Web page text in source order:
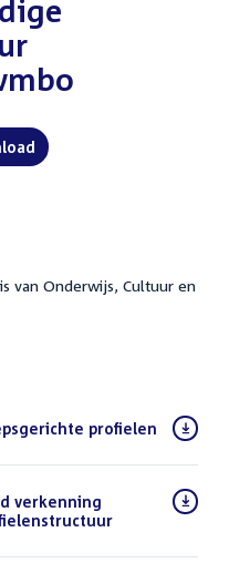
van Onderwijs, Cultuur en
profielen
verkenning